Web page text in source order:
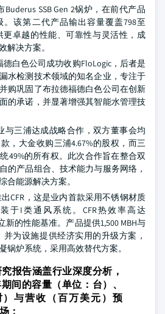
SSB Gen 2锅炉，在前代产品
该第二代产品输出容量覆盖798至
更卓越的性能、可靠性与灵活性，成
解决方案。
德白色公司成功收购FloLogic，后者是
水检测技术领域的知名企业，专注于
购巩固了布拉德福德白色公司在创新
的承诺，并显著增强其智能水管理技
与三浦达成战略合作，双方董事会均
，大金收购三浦4.67%的股权，而三
49%的所有权。此次合作旨在整合双
的产品组合、技术能力与服务网络，
合能源解决方案。
出CFR，这是业内首款采用不锈钢材质
于I类通风系统。CFR热效率高达
新的性能基准。产品提供1,500 MBH与
并为设施提供经济实用的升级方案，
锅炉系统，采用高效替代方案。
报告涵盖行业深度分析，
间的容量（单位：台）、
）与营收（百万美元）预
：